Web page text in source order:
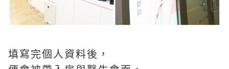
填寫完個人資料後，